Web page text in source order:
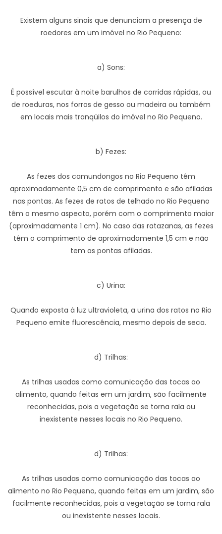
Existem alguns sinais que denunciam a presença de
roedores em um imóvel no Rio Pequeno:
a) Sons:
É possível escutar à noite barulhos de corridas rápidas, ou
de roeduras, nos forros de gesso ou madeira ou também
em locais mais tranqüilos do imóvel no Rio Pequeno.
b) Fezes:
As fezes dos camundongos no Rio Pequeno têm
aproximadamente 0,5 cm de comprimento e são afiladas
nas pontas. As fezes de ratos de telhado no Rio Pequeno
têm o mesmo aspecto, porém com o comprimento maior
(aproximadamente 1 cm). No caso das ratazanas, as fezes
têm o comprimento de aproximadamente 1,5 cm e não
tem as pontas afiladas.
c) Urina:
Quando exposta à luz ultravioleta, a urina dos ratos no Rio
Pequeno emite fluorescência, mesmo depois de seca.
d) Trilhas:
As trilhas usadas como comunicação das tocas ao
alimento, quando feitas em um jardim, são facilmente
reconhecidas, pois a vegetação se torna rala ou
inexistente nesses locais no Rio Pequeno.
d) Trilhas:
As trilhas usadas como comunicação das tocas ao
alimento no Rio Pequeno, quando feitas em um jardim, são
facilmente reconhecidas, pois a vegetação se torna rala
ou inexistente nesses locais.